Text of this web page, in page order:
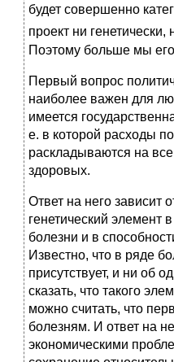
будет совершенно
проект ни
Поэтому больше мы
Первый вопрос
наиболее важен для
имеется
е. в которой расходы
раскладываются на
здоровых.
Ответ на него зависит
генетический элемент
болезни и в
Известно, что в ряде
присутствует, и ни об
сказать, что такого
можно считать, что
болезням. И ответ на
экономическими